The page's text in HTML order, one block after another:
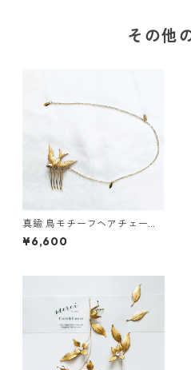
その他
真鍮 鳥モチーフヘアチェーン
ヘアコーム
¥6,600